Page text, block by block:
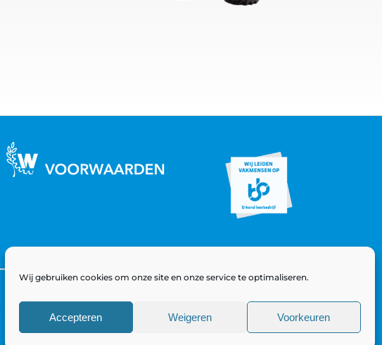
Wij gebruiken cookies om onze site en onze service te optimaliseren.
Accepteren Weigeren Voorkeuren